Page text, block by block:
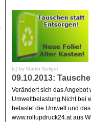
(c) by Martin Seliger
09.10.2013:
Verändert sich das
Umweltbelastung.Nicht bei
belastet die Umwelt und
www.rollupdruck24.at aus